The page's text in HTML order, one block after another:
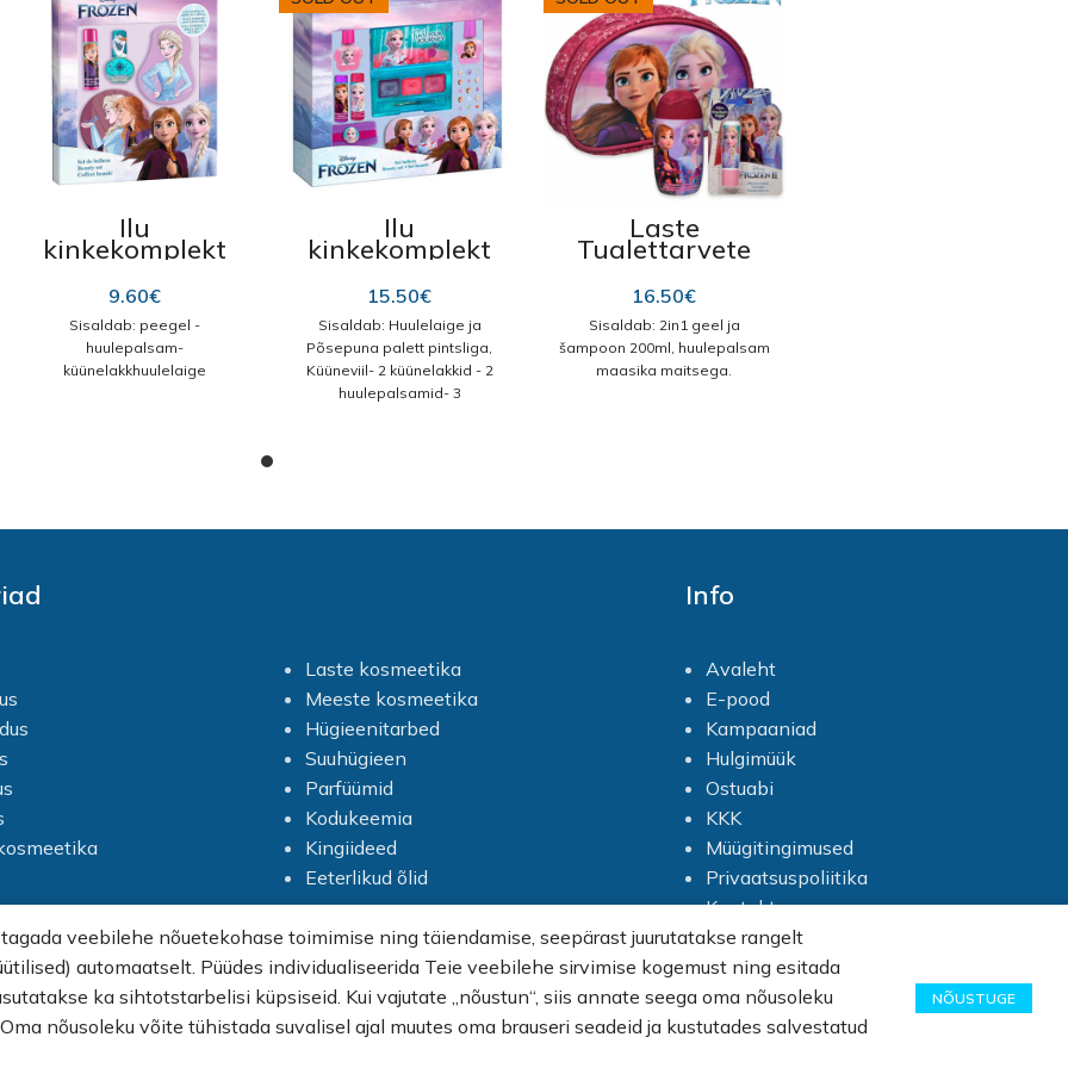
Polyquaternium-7, Mangifera
Indica Fruit Extract, Carica
Papaya Fruit Extract,
Propylene Glycol, Citric Acid,
Disodium EDTA, Parfum,
Butylphenyl Methylpropional,
Hexyl Cinnamal, Linalool,
Limonene, DMDM Hydantoin,
Methylchloroisothiazolinone,
16255, CI 19140
Ilu
kinkekomplekt
“Frozen II Beauty
REF. 1699”
9.60€
Sisaldab: peegel -
huulepalsam-
küünelakkhuulelaige
Ilu
kinkekomplekt
“Frozen II
Beauty” REF.
1698
15.50€
Sisaldab: Huulelaige ja
Põsepuna palett pintsliga,
Küüneviil- 2 küünelakkid - 2
huulepalsamid- 3
Laste
Tualettarvete
“Frozen”
16.50€
Sisaldab: 2in1 geel ja
šampoon 200ml, huulepalsam
maasika maitsega.
Laste kosmeetika
Meeste kosmeetika
Hügieenitarbed
Suuhügieen
Parfüümid
Kodukeemia
Kingiideed
Eeterlikud õlid
Info
Avaleht
E-pood
Kampaaniad
Hulgimüük
Ostuabi
KKK
Müügitingimused
Privaatsuspoliitika
Kontakt
veebilehe nõuetekohase toimimise ning täiendamise, seepärast juurutatakse rangelt
automaatselt. Püüdes individualiseerida Teie veebilehe sirvimise kogemust ning esitada
ka sihtotstarbelisi küpsiseid. Kui vajutate „nõustun“, siis annate seega oma nõusoleku
nõusoleku võite tühistada suvalisel ajal muutes oma brauseri seadeid ja kustutades salvestatud
NÕUSTUGE